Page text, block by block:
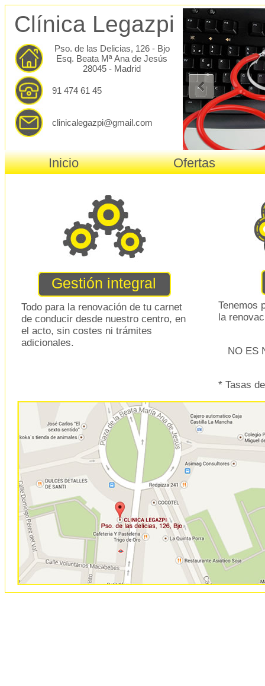
Inicio Ofertas
Clínica Legazpi
Pso. de las Delicias, 126 - Bjo
Esq. Beata Mª Ana de Jesús
28045 - Madrid
91 474 61 45
clinicalegazpi@gmail.com
Gestión integral
Todo para la renovación de tu carnet
de conducir desde nuestro centro, en
el acto, sin costes ni trámites
adicionales.
Tenemos
la
NO ES
* Tasas